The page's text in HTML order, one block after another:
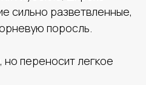
сильно разветвленные,
поросль.
но переносит легкое